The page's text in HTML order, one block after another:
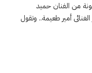
من الفنان حميد
أمير طعيمة.. وتقول